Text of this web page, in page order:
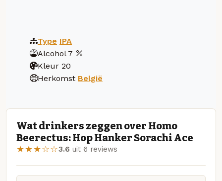
Type IPA
Alcohol 7
Kleur 20
Herkomst België
Wat drinkers zeggen over Homo
Beerectus: Hop Hanker Sorachi Ace
★★★☆☆3.6 uit 6 reviews